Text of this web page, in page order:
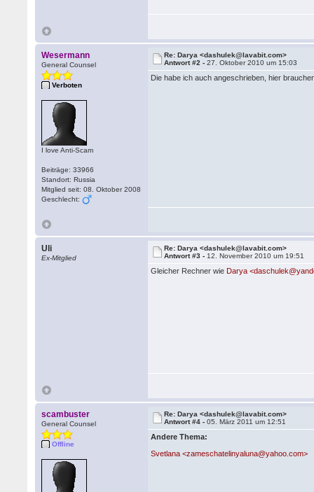
Wesermann
General Counsel
Verboten
I love Anti-Scam
Beiträge: 33966
Standort: Russia
Mitglied seit: 08. Oktober 2008
Geschlecht:
Re: Darya <dashulek@lavabit.com>
Antwort #2 -27. Oktober 2010 um 15:03
Die habe ich auch angeschrieben, hier
Uli
Ex-Mitglied
Re: Darya <dashulek@lavabit.com>
Antwort #3 - 12. November 2010 um 19:51
Gleicher Rechner wie Darya
scambuster
General Counsel
Offline
Re: Darya <dashulek@lavabit.com>
Antwort #4 -05. März 2011 um 12:51
Andere Thema:
Svetlana <zameschatelinyaluna@yahoo.com>